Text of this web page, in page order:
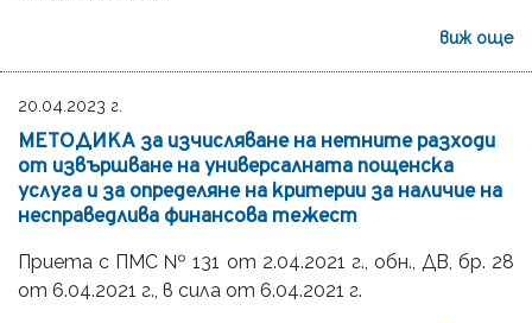
виж още
20.04.2023 г.
МЕТОДИКА за изчисляване на нетните разходи
от извършване на универсалната пощенска
услуга и за определяне на критерии за наличие на
несправедлива финансова тежест
Приета с ПМС № 131 от 2.04.2021 г., oбн., ДВ, бр. 28
от 6.04.2021 г., в сила от 6.04.2021 г.